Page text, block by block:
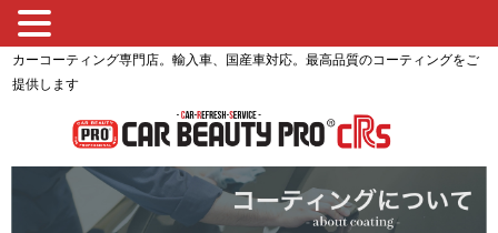
カーコーティング専門店。輸入車、国産車対応。最高品質のコーティングをご
提供します